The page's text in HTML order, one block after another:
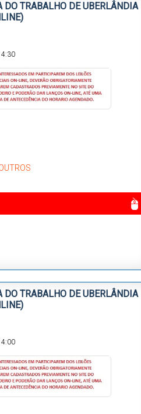
DO TRABALHO DE UBERLÂNDIA
DO TRABALHO DE UBERLÂNDIA